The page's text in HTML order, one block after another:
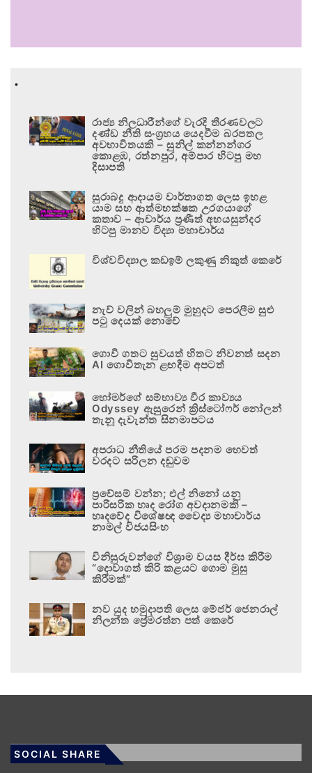
.
රාජ්‍ය නිලධාරීන්ගේ වැරදි තීරණවලට
දණ්ඩ නීති සංග්‍රහය යෙදවීම බරපතල
අවභාවිතයකි – සුනිල් කන්නන්ගර
කොළඹ, රත්නපුර, අම්පාර හිටපු මහ
දිසාපති
සුරාබදු ආදායම වාර්තාගත ලෙස ඉහළ
යාම සහ ආත්මභක්ෂක උරගයාගේ
කතාව – ආචාර්ය ප්‍රණීත් අභයසුන්දර
හිටපු මානව විද්‍යා මහාචාර්ය
විශ්වවිද්‍යාල කඩඉම් ලකුණු නිකුත් කෙරේ
නැව් වලින් බහලුම් මුහුදට පෙරලීම සුළු
පටු දෙයක් නොවේ
ගොවි ගතට සුවයත් හිතට නිවනත් සදන
AI ගොවිතැන ළඟදීම අපටත්
හෝමර්ගේ සම්භාව්‍ය වීර කාව්‍යය
Odyssey ඇසුරෙන් ක්‍රිස්ටෝෆර් නෝලන්
තැනූ දැවැන්ත සිනමාපටය
අපරාධ නීතියේ පරම පදනම හෙවත්
වරදට සරිලන දඬුවම
ප්‍රවේසම් වන්න; එල් නිනෝ යනු
පාරිසරික හෘද රෝග අවදානමකි –
හෘදවේද විශේෂඥ වෛද්‍ය මහාචාර්ය
නාමල් විජයසිංහ
විනිසුරුවන්ගේ විශ්‍රාම වයස දීර්ඝ කිරීම
“දොවාගත් කිරි කළයට ගොම මුසු
කිරීමක්”
නව යුද හමුදාපති ලෙස මේජර් ජෙනරාල්
නිලන්ත ප්‍රේමරත්න පත් කෙරේ
SOCIAL SHARE